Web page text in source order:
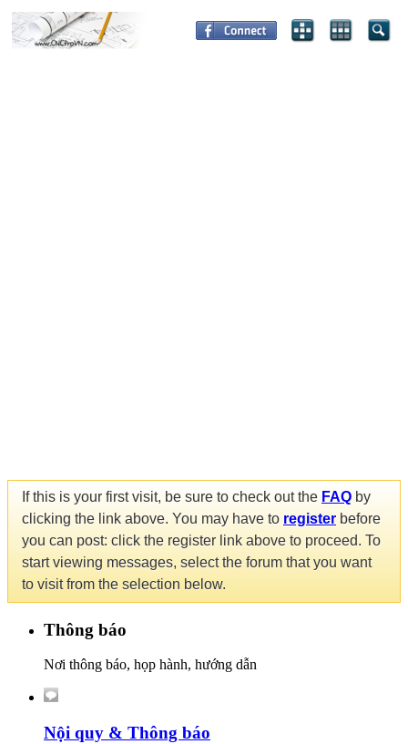
If this is your first visit, be sure to check out the FAQ by
clicking the link above. You may have to register before
you can post: click the register link above to proceed. To
start viewing messages, select the forum that you want
to visit from the selection below.
Thông báo
Nơi thông báo, họp hành, hướng dẫn
Nội quy & Thông báo